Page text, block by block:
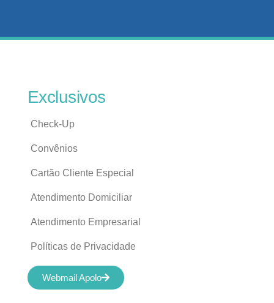
Exclusivos
Check-Up
Convênios
Cartão Cliente Especial
Atendimento Domiciliar
Atendimento Empresarial
Políticas de Privacidade
Webmail Apolo